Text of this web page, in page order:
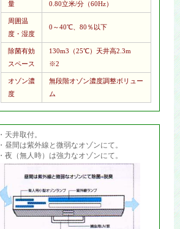
量
0.80立米/分（60Hz）
周囲温
度・湿度
0～40℃、80％以下
除菌有効
スペース
130m3（25℃）天井高2.3m
※2
オゾン濃
度
無段階オゾン濃度調整ボリュー
ム
・天井取付。
・昼間は紫外線と微弱なオゾンにて。
・夜（無人時）は強力なオゾンにて。